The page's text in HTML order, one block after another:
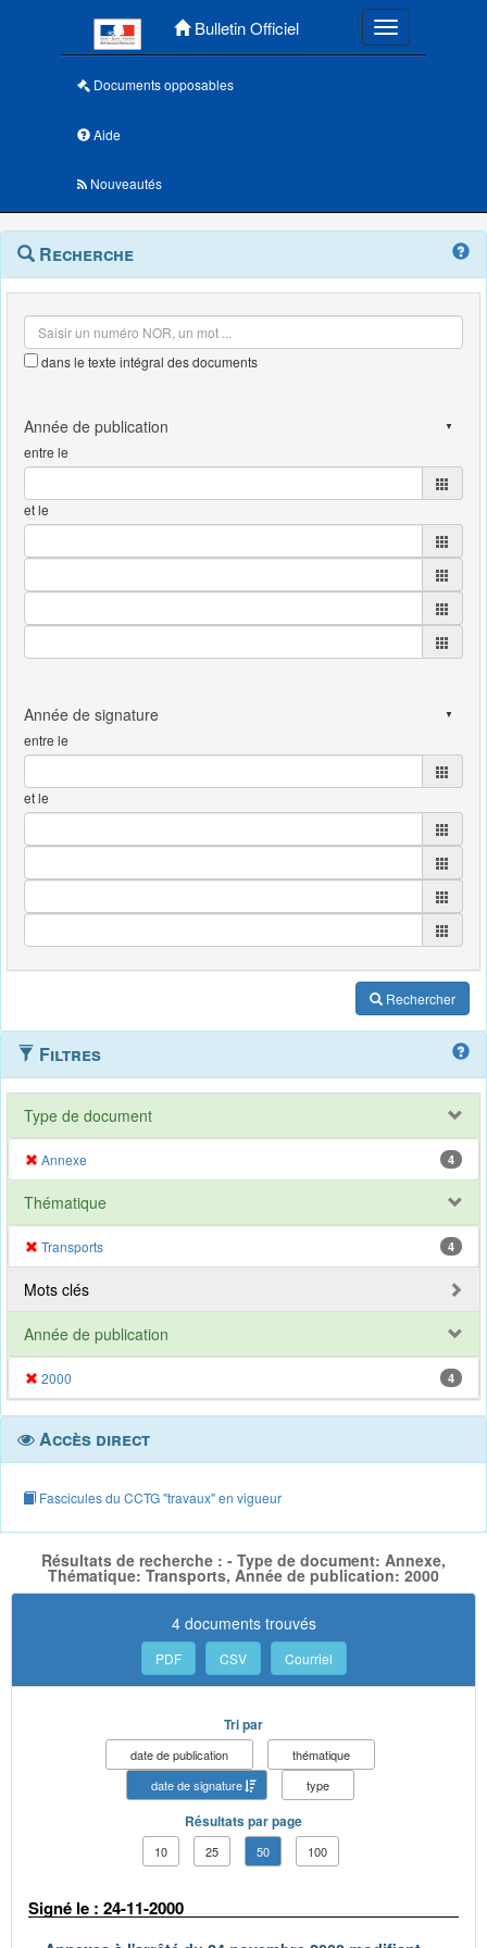
Bulletin Officiel Toggle
Documents opposables
Aide
Nouveautés
Navigation
outils
Menu
contextuel
Recherche
dans le texte intégral des documents
entre le
et le
entre le
et le
Rechercher
Filtres
Type de document
Annexe 4
Thématique
Transports 4
Mots clés
Année de publication
2000 4
Accès direct
Fascicules du CCTG "travaux" en vigueur
Résultats de recherche : - Type de document: Annexe,
Thématique: Transports, Année de publication: 2000
4 documents trouvés
PDF CSV Courriel
Tri par
date de publication
thématique
date de signature
type
Résultats par page
10 25 50 100
Signé le : 24-11-2000